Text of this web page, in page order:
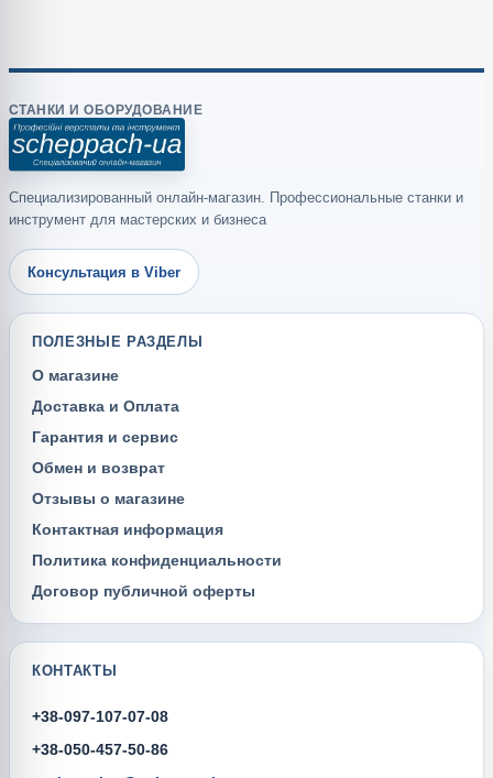
СТАНКИ И ОБОРУДОВАНИЕ
Специализированный онлайн-магазин. Профессиональные станки и
инструмент для мастерских и бизнеса
Консультация в Viber
ПОЛЕЗНЫЕ РАЗДЕЛЫ
О магазине
Доставка и Оплата
Гарантия и сервис
Обмен и возврат
Отзывы о магазине
Контактная информация
Политика конфиденциальности
Договор публичной оферты
КОНТАКТЫ
+38-097-107-07-08
+38-050-457-50-86